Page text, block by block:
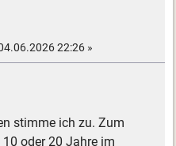
22:26 »
stimme ich zu. Zum
oder 20 Jahre im